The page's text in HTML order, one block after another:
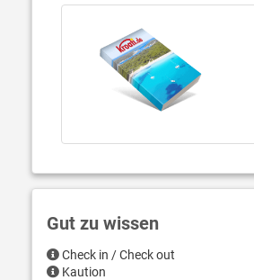
Gut zu wissen
Check in / Check out
Kaution